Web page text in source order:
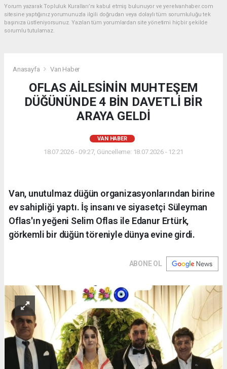
Yorum yazarak Topluluk Kuralları’nı kabul etmiş bulunuyor ve yerelvanhaber.com
sitesine yaptığınız yorumunuzla ilgili doğrudan veya dolaylı tüm sorumluluğu tek
başınıza üstleniyorsunuz. Yazılan tüm yorumlardan site yönetimi hiçbir şekilde
sorumlu tutulamaz.
Anasayfa Van Haber
OFLAS AİLESİNİN MUHTEŞEM
DÜĞÜNÜNDE 4 BİN DAVETLİ BİR
ARAYA GELDİ
VAN HABER
18.07.2026 - 09:27, Güncelleme: 18.07.2026 - 12:21
Van, unutulmaz düğün organizasyonlarından birine
ev sahipliği yaptı. İş insanı ve siyasetçi Süleyman
Oflas'ın yeğeni Selim Oflas ile Edanur Ertürk,
görkemli bir düğün töreniyle dünya evine girdi.
ABONE OL